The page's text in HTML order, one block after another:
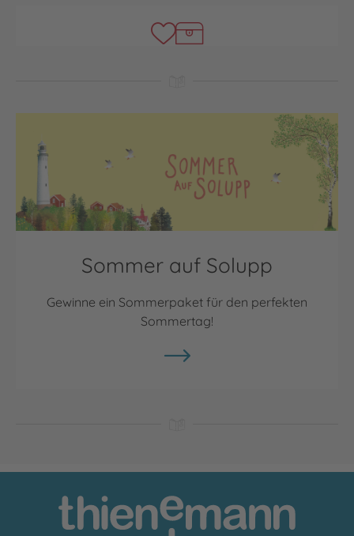
Sommer auf Solupp
Gewinne ein Sommerpaket für den perfekten
Sommertag!